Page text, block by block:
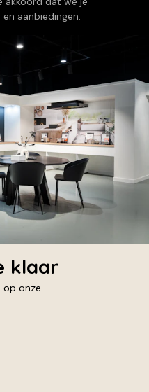
aanbiedingen.
klaar
op onze